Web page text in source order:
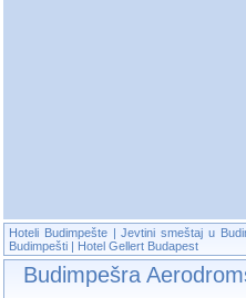
Hoteli Budimpešte|Jevtini smeštaj u
Budimpešti | Hotel Gellert Budapest
Budimpešra